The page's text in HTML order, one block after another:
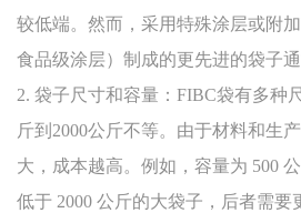
较低端。然而，采用特殊涂层或附
食品级涂层）制成的更先进的袋子通
2. 袋子尺寸和容量：FIBC袋有多种
斤到2000公斤不等。由于材料和生
大，成本越高。例如，容量为 500
低于 2000 公斤的大袋子，后者需要